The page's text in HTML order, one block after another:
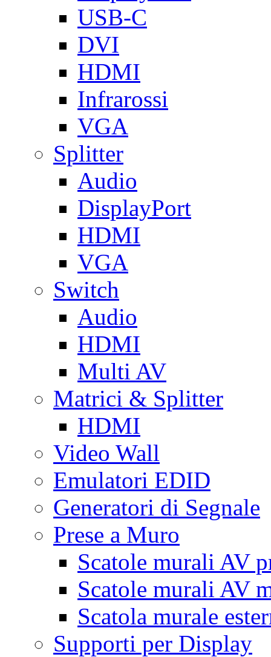
USB-C
DVI
HDMI
Infrarossi
VGA
Splitter
Audio
DisplayPort
HDMI
VGA
Switch
Audio
HDMI
Multi AV
Matrici & Splitter
HDMI
Video Wall
Emulatori EDID
Generatori di Segnale
Prese a Muro
Scatole murali AV
Scatole murali AV
Scatola murale
Supporti per Display